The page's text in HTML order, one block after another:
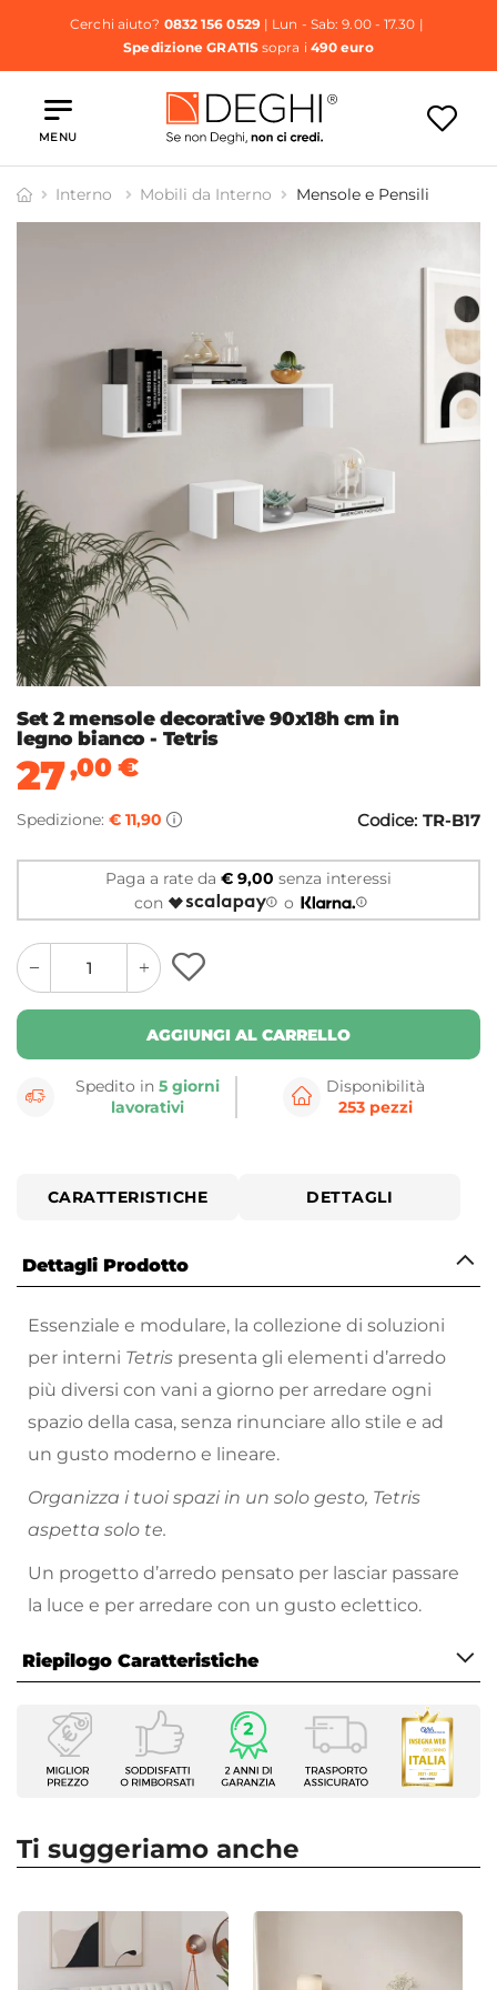
Cerchi aiuto? 0832 156 0529| Lun - Sab: 9.00 - 17.30 |
Spedizione GRATISsopra i 490 euro
MENU
Interno Mobili da Interno Mensole e Pensili
Set 2 mensole decorative 90x18h cm in
legno bianco - Tetris
27,00€
Spedizione: € 11,90 Codice: TR-B17
Paga a rate da € 9,00 senza interessi
con
o
quantity
button
quantity
minus
button
AGGIUNGI AL CARRELLO
Spedito in5 giorni
lavorativi
Disponibilità
253 pezzi
CARATTERISTICHE DETTAGLI
Dettagli Prodotto
Essenziale e modulare, la collezione di soluzioni
per interni Tetris presenta gli elementi d’arredo
più diversi con vani a giorno per arredare ogni
spazio della casa, senza rinunciare allo stile e ad
un gusto moderno e lineare.
Organizza i tuoi spazi in un solo gesto, Tetris
aspetta solo te.
Un progetto d’arredo pensato per lasciar passare
la luce e per arredare con un gusto eclettico.
Riepilogo Caratteristiche
Caratteristiche
Tipologia
Mensola
Larghezza
Profondità
17,5 cm
Ti suggeriamo anche